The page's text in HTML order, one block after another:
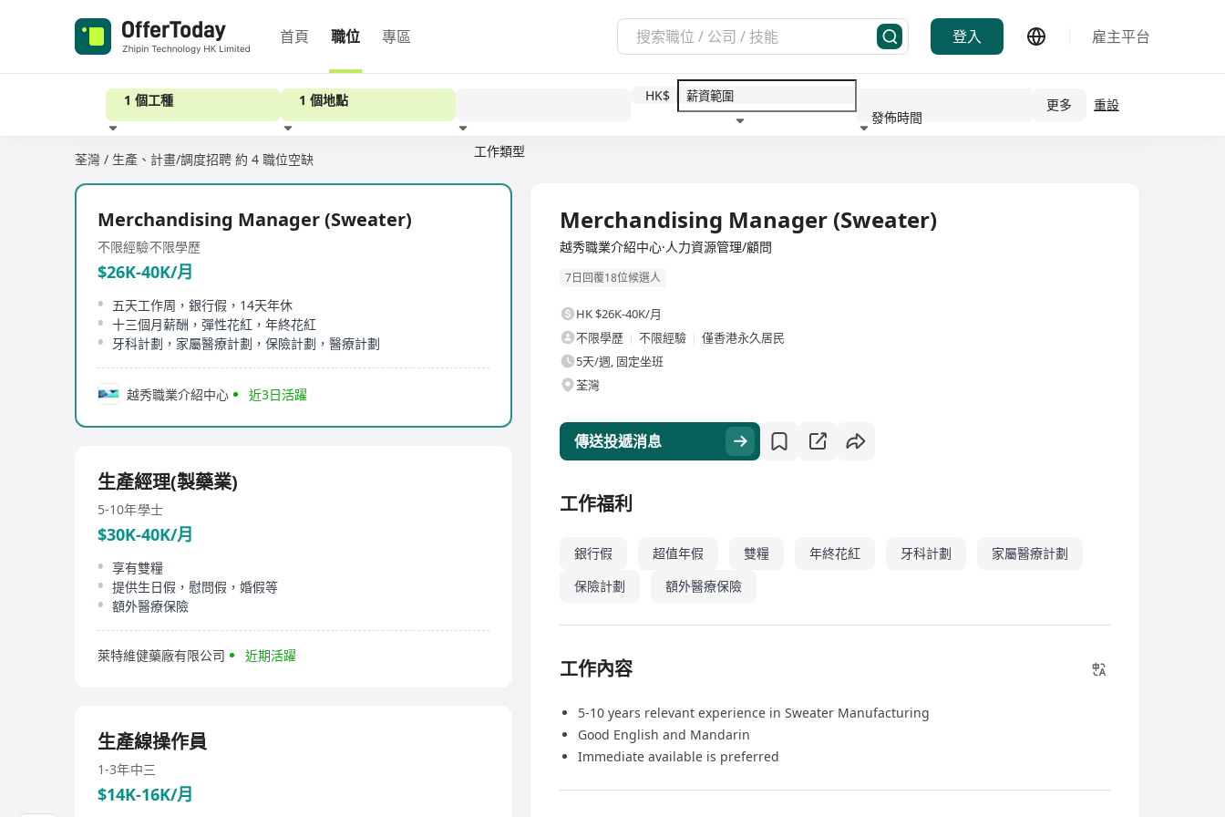
首頁 職位 專區 登入 雇主平台
1 個工種 1 個地點
工作類型
HK$
發佈時間
更多 重設
經驗
荃灣 / 生產、計畫/調度招聘 約 4 職位空缺
Merchandising Manager (Sweater)
不限經驗不限學歷
$26K-40K/月
五天工作周，銀行假，14天年休
十三個月薪酬，彈性花紅，年終花紅
牙科計劃，家屬醫療計劃，保險計劃，醫療計劃
越秀職業介紹中心 近3日活躍
生產經理(製藥業)
5-10年學士
$30K-40K/月
享有雙糧
提供生日假，慰問假，婚假等
額外醫療保險
萊特維健藥廠有限公司 近期活躍
生產線操作員
1-3年中三
$14K-16K/月
Merchandising Manager (Sweater)
越秀職業介紹中心·人力資源管理/顧問
7日回覆18位候選人
HK $26K-40K/月
不限學歷
不限經驗
僅香港永久居民
5天/週, 固定坐班
荃灣
傳送投遞消息
工作福利
銀行假 超值年假 雙糧 年終花紅 牙科計劃
家屬醫療計劃
保險計劃
額外醫療保險
工作內容
5-10 years relevant experience in Sweater Manufacturing
Good English and Mandarin
Immediate available is preferred